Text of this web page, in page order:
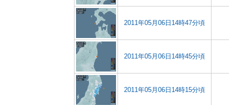
2011年05月06日14時47分頃
2011年05月06日14時45分頃
2011年05月06日14時15分頃